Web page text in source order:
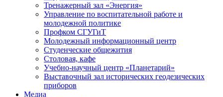
Тренажерный зал «Энергия»
Управление по воспитательной работе и
молодежной политике
Профком СГУГиТ
Молодежный информационный центр
Студенческие общежития
Столовая, кафе
Учебно-научный центр «Планетарий»
Выставочный зал исторических геодезических
приборов
Медиа